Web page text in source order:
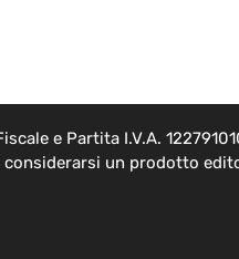
e Partita I.V.A.
un prodotto